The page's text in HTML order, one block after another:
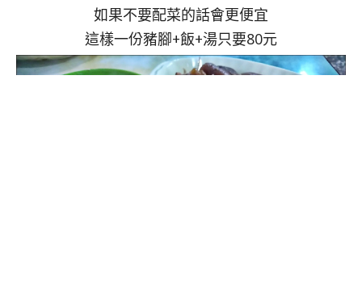
如果不要配菜的話會更便宜
這樣一份豬腳+飯+湯只要80元